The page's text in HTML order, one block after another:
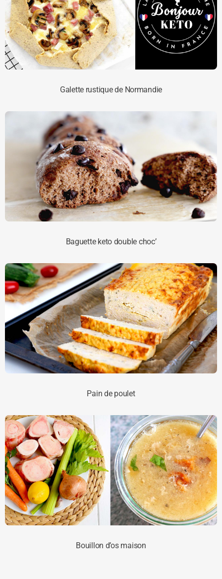
Galette rustique de Normandie
Baguette keto double choc’
Pain de poulet
Bouillon d’os maison